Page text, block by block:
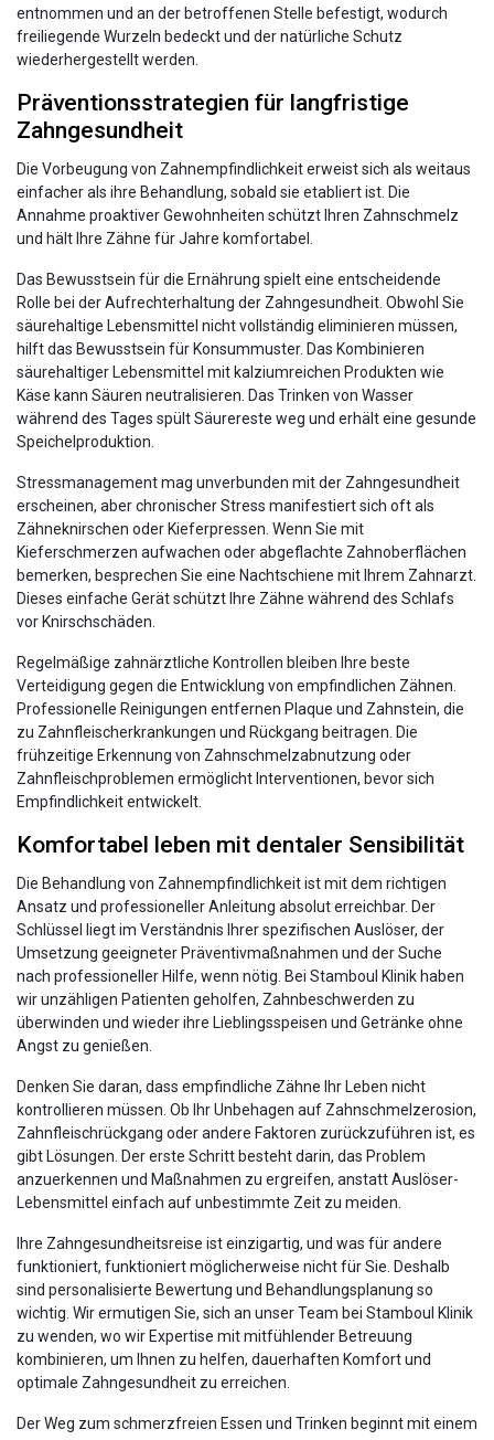
entnommen und an der betroffenen Stelle befestigt, wodurch
freiliegende Wurzeln bedeckt und der natürliche Schutz
wiederhergestellt werden.
Präventionsstrategien für langfristige
Zahngesundheit
Die Vorbeugung von Zahnempfindlichkeit erweist sich als weitaus
einfacher als ihre Behandlung, sobald sie etabliert ist. Die
Annahme proaktiver Gewohnheiten schützt Ihren Zahnschmelz
und hält Ihre Zähne für Jahre komfortabel.
Das Bewusstsein für die Ernährung spielt eine entscheidende
Rolle bei der Aufrechterhaltung der Zahngesundheit. Obwohl Sie
säurehaltige Lebensmittel nicht vollständig eliminieren müssen,
hilft das Bewusstsein für Konsummuster. Das Kombinieren
säurehaltiger Lebensmittel mit kalziumreichen Produkten wie
Käse kann Säuren neutralisieren. Das Trinken von Wasser
während des Tages spült Säurereste weg und erhält eine gesunde
Speichelproduktion.
Stressmanagement mag unverbunden mit der Zahngesundheit
erscheinen, aber chronischer Stress manifestiert sich oft als
Zähneknirschen oder Kieferpressen. Wenn Sie mit
Kieferschmerzen aufwachen oder abgeflachte Zahnoberflächen
bemerken, besprechen Sie eine Nachtschiene mit Ihrem Zahnarzt.
Dieses einfache Gerät schützt Ihre Zähne während des Schlafs
vor Knirschschäden.
Regelmäßige zahnärztliche Kontrollen bleiben Ihre beste
Verteidigung gegen die Entwicklung von empfindlichen Zähnen.
Professionelle Reinigungen entfernen Plaque und Zahnstein, die
zu Zahnfleischerkrankungen und Rückgang beitragen. Die
frühzeitige Erkennung von Zahnschmelzabnutzung oder
Zahnfleischproblemen ermöglicht Interventionen, bevor sich
Empfindlichkeit entwickelt.
Komfortabel leben mit dentaler Sensibilität
Die Behandlung von Zahnempfindlichkeit ist mit dem richtigen
Ansatz und professioneller Anleitung absolut erreichbar. Der
Schlüssel liegt im Verständnis Ihrer spezifischen Auslöser, der
Umsetzung geeigneter Präventivmaßnahmen und der Suche
nach professioneller Hilfe, wenn nötig. Bei Stamboul Klinik haben
wir unzähligen Patienten geholfen, Zahnbeschwerden zu
überwinden und wieder ihre Lieblingsspeisen und Getränke ohne
Angst zu genießen.
Denken Sie daran, dass empfindliche Zähne Ihr Leben nicht
kontrollieren müssen. Ob Ihr Unbehagen auf Zahnschmelzerosion,
Zahnfleischrückgang oder andere Faktoren zurückzuführen ist, es
gibt Lösungen. Der erste Schritt besteht darin, das Problem
anzuerkennen und Maßnahmen zu ergreifen, anstatt Auslöser-
Lebensmittel einfach auf unbestimmte Zeit zu meiden.
Ihre Zahngesundheitsreise ist einzigartig, und was für andere
funktioniert, funktioniert möglicherweise nicht für Sie. Deshalb
sind personalisierte Bewertung und Behandlungsplanung so
wichtig. Wir ermutigen Sie, sich an unser Team bei Stamboul Klinik
zu wenden, wo wir Expertise mit mitfühlender Betreuung
kombinieren, um Ihnen zu helfen, dauerhaften Komfort und
optimale Zahngesundheit zu erreichen.
Der Weg zum schmerzfreien Essen und Trinken beginnt mit einem